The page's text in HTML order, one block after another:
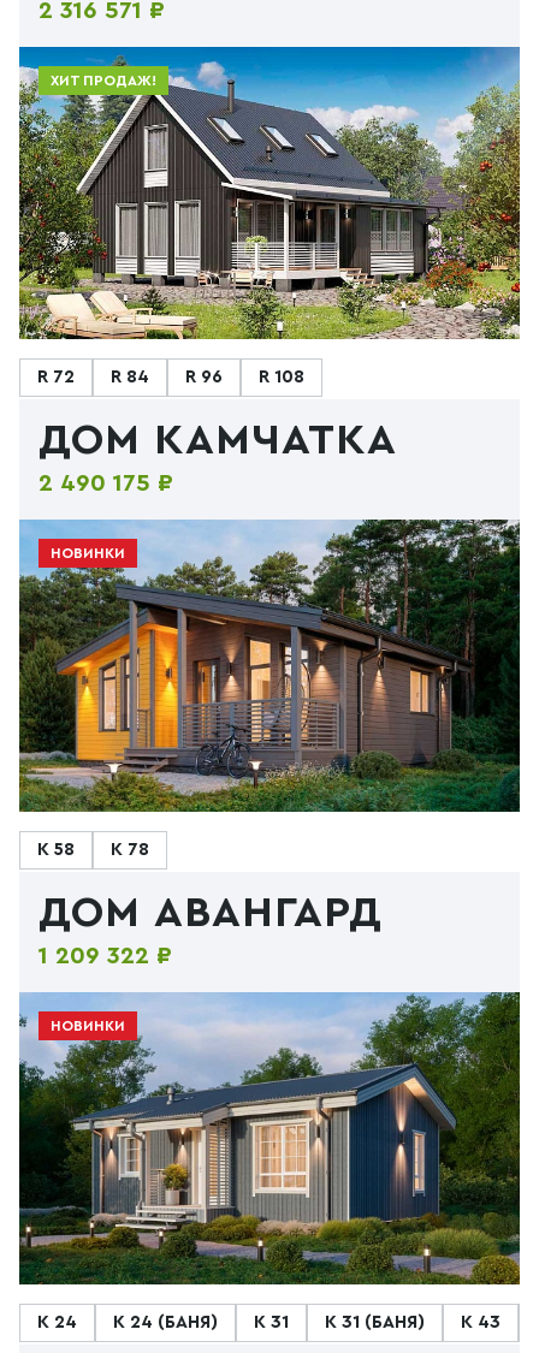
2 316 571 ₽
ХИТ ПРОДАЖ!
R 72 R 84 R 96 R 108
ДОМ КАМЧАТКА
2 490 175 ₽
НОВИНКИ
К 58 К 78
ДОМ АВАНГАРД
1 209 322 ₽
НОВИНКИ
К 24 К 24 (БАНЯ) К 31 К 31 (БАНЯ) К 43